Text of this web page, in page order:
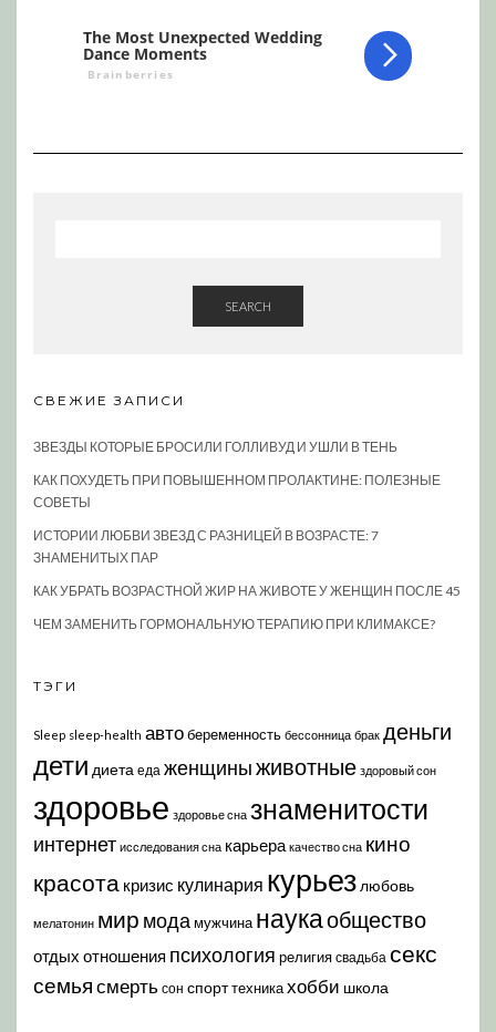
SEARCH
СВЕЖИЕ ЗАПИСИ
ЗВЕЗДЫ КОТОРЫЕ БРОСИЛИ ГОЛЛИВУД И УШЛИ В ТЕНЬ
КАК ПОХУДЕТЬ ПРИ ПОВЫШЕННОМ ПРОЛАКТИНЕ: ПОЛЕЗНЫЕ
СОВЕТЫ
ИСТОРИИ ЛЮБВИ ЗВЕЗД С РАЗНИЦЕЙ В ВОЗРАСТЕ: 7
ЗНАМЕНИТЫХ ПАР
КАК УБРАТЬ ВОЗРАСТНОЙ ЖИР НА ЖИВОТЕ У ЖЕНЩИН ПОСЛЕ 45
ЧЕМ ЗАМЕНИТЬ ГОРМОНАЛЬНУЮ ТЕРАПИЮ ПРИ КЛИМАКСЕ?
ТЭГИ
Sleep sleep-health автобеременность бессонница брак деньги
дети диета еда женщиныживотные здоровый сон
здоровье здоровье сна знаменитости
интернет исследования сна карьера качество сна кино
красота кризис кулинария курьез любовь
мелатонин мир модамужчина наукаобщество
отдых отношения психология религия свадьба секс
семья смерть сон спорттехникахобби школа